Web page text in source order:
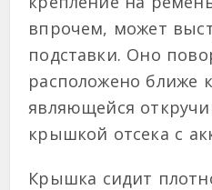
впрочем, может
подставки. Оно
расположено ближе
являющейся
крышкой отсека с
Крышка сидит